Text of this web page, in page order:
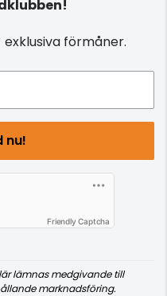
förmåner.
nu!
Friendly Captcha
lämnas medgivande till
marknadsföring.